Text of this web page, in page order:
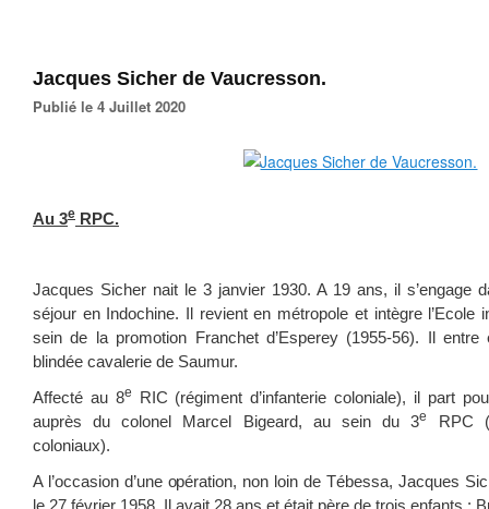
Jacques Sicher de Vaucresson.
Publié le 4 Juillet 2020
Au 3e RPC.
Jacques Sicher nait le 3 janvier 1930. A 19 ans, il s’engage
séjour en Indochine. Il revient en métropole et intègre l’Ecole
sein de la promotion Franchet d’Esperey (1955-56). Il entre
blindée cavalerie de Saumur.
Affecté au 8e
RIC (régiment d’infanterie coloniale), il part
auprès du colonel Marcel Bigeard, au sein du 3e
RPC
coloniaux).
A l’occasion d’une opération, non loin de Tébessa, Jacques
le 27 février 1958. Il avait 28 ans et était père de trois enfants :